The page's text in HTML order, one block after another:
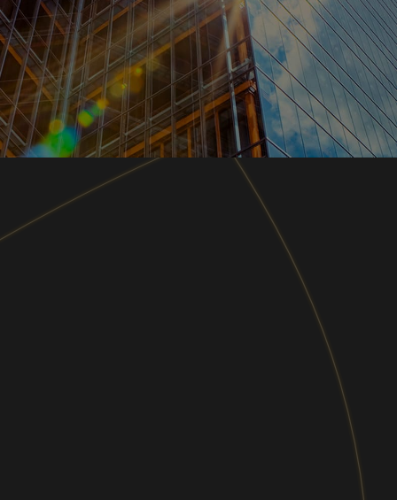
「循環型 デジタル・エンジニアリング企業」を目指し
ます。
詳細はこちら